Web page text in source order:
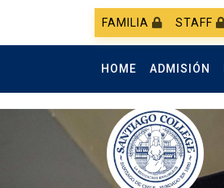
FAMILIA STAFF
HOME ADMISIÓN